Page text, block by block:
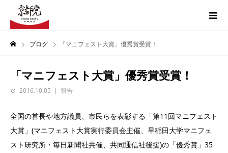
ブログ 「マニフェスト大賞」優秀賞受賞！
「マニフェスト大賞」優秀賞受賞！
2016.10.05 報告
全国の首長や地方議員、市民らを表彰する「第11回マニフェスト
大賞」(マニフェスト大賞実行委員会主催、早稲田大学マニフェ
スト研究所・毎日新聞社共催、共同通信社後援)の「優秀賞」35